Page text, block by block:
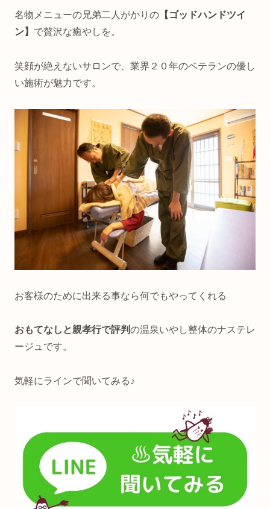
名物メニューの兄弟二人がかりの 【ゴッドハンドツイ
ン】 で贅沢な癒やしを。
笑顔が絶えないサロンで、業界２０年のベテランの優し
い施術が魅力です。
お客様のために出来る事なら何でもやってくれる
おもてなしと親孝行で評判の温泉いやし整体のナステレ
ージュです。
気軽にラインで聞いてみる♪